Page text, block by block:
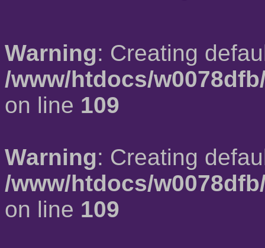
Warning: Creating
/www/htdocs/
on line 109
Warning: Creating
/www/htdocs/
on line 109